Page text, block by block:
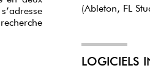
LOGICIELS